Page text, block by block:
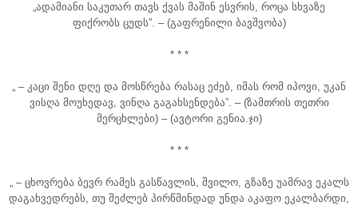
„ადამიანი საკუთარ თავს ქვას მაშინ ესვრის, როცა სხვაზე
ფიქრობს ცუდს”. – (გაფრენილი ბავშვობა)
* * *
„ – კაცი შენი დღე და მოსწრება რასაც ეძებ, იმას რომ იპოვი, უკან
ვისღა მოუხედავ, ვინღა გაგახსენდება”. – (ზამთრის თეთრი
მერცხლები) – (ავტორი გენია.ჯი)
* * *
„ – ცხოვრება ბევრ რამეს გასწავლის, შვილო, გზაზე უამრავ ეკალს
დაგახვედრებს, თუ შეძლებ პირწმინდად უნდა აკაფო ეკალბარდი,